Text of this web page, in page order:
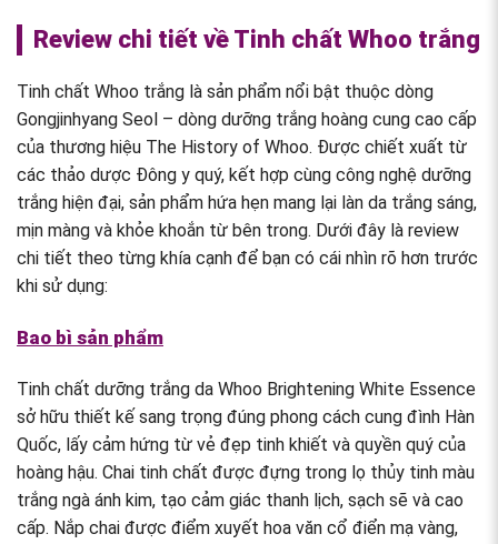
Review chi tiết về Tinh chất Whoo trắng
Tinh chất Whoo trắng là sản phẩm nổi bật thuộc dòng
Gongjinhyang Seol – dòng dưỡng trắng hoàng cung cao cấp
của thương hiệu The History of Whoo. Được chiết xuất từ
các thảo dược Đông y quý, kết hợp cùng công nghệ dưỡng
trắng hiện đại, sản phẩm hứa hẹn mang lại làn da trắng sáng,
mịn màng và khỏe khoắn từ bên trong. Dưới đây là review
chi tiết theo từng khía cạnh để bạn có cái nhìn rõ hơn trước
khi sử dụng:
Bao bì sản phẩm
Tinh chất dưỡng trắng da Whoo Brightening White Essence
sở hữu thiết kế sang trọng đúng phong cách cung đình Hàn
Quốc, lấy cảm hứng từ vẻ đẹp tinh khiết và quyền quý của
hoàng hậu. Chai tinh chất được đựng trong lọ thủy tinh màu
trắng ngà ánh kim, tạo cảm giác thanh lịch, sạch sẽ và cao
cấp. Nắp chai được điểm xuyết hoa văn cổ điển mạ vàng,